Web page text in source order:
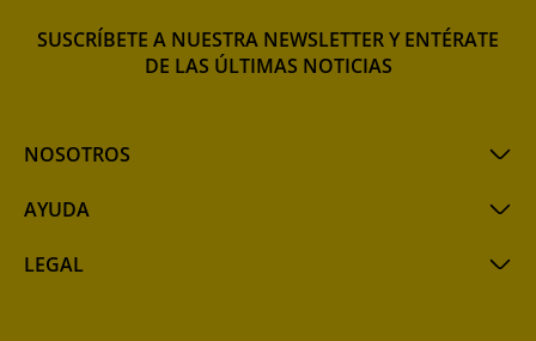
NOSOTROS
AYUDA
LEGAL
SUSCRÍBETE A NUESTRA NEWSLETTER Y ENTÉRATE
DE LAS ÚLTIMAS NOTICIAS